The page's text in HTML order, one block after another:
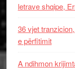
letrave shqipe,
36 vjet
e përfitimit
A ndihmon